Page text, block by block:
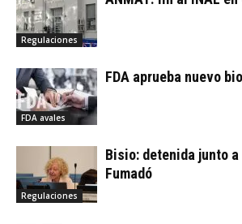
Regulaciones
FDA avales
FDA aprueba nuevo
Regulaciones
Bisio: detenida junto
Fumadó